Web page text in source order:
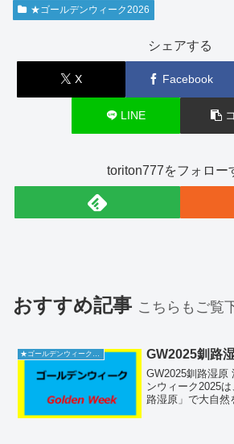
★ゴールデンウィーク2026
シェアする
X Facebook
LINE
toriton777をフォロー
おすすめ記事 こちらもご覧
GW2025釧路
GW2025釧路湿原
ンウィーク2025
路湿原」で大自然